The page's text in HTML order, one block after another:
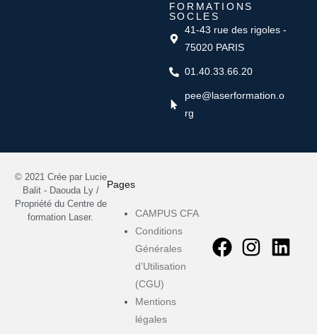
FORMATIONS
SOCLES
41-43 rue des rigoles -
75020 PARIS
01.40.33.66.20
pee@laserformation.o
rg
© 2021 Crée par Lucie
Balit - Daouda Ly /
Propriété du Centre de
formation Laser.
Pages
CAMPUS CFA
Conditions
Générales
d’Utilisation
(CGU)
Mentions
légales